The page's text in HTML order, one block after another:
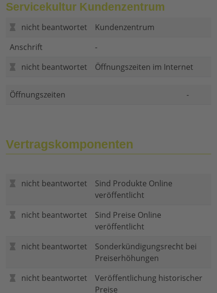
Servicekultur Kundenzentrum
nicht beantwortet
Kundenzentrum
Anschrift
-
nicht beantwortet
Öffnungszeiten im Internet
Öffnungszeiten -
Vertragskomponenten
nicht beantwortet
Sind Produkte Online
veröffentlicht
nicht beantwortet
Sind Preise Online
veröffentlicht
nicht beantwortet
Sonderkündigungsrecht bei
Preiserhöhungen
nicht beantwortet
Veröffentlichung historischer
Preise